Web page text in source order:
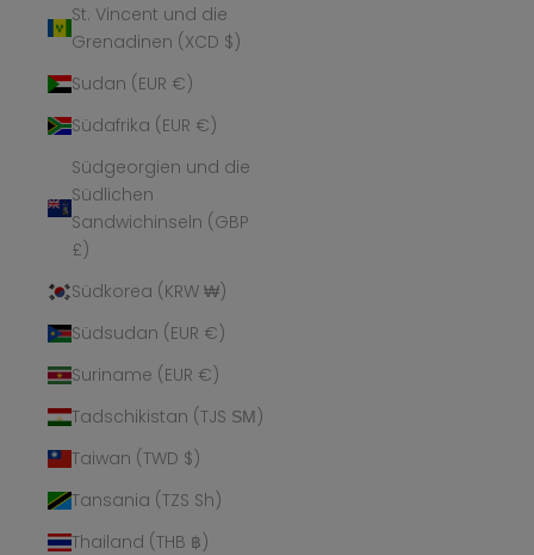
St. Vincent und die
Grenadinen (XCD $)
Sudan (EUR €)
Südafrika (EUR €)
Südgeorgien und die
Südlichen
Sandwichinseln (GBP
£)
Südkorea (KRW ₩)
Südsudan (EUR €)
Suriname (EUR €)
Tadschikistan (TJS ЅМ)
Taiwan (TWD $)
Tansania (TZS Sh)
Thailand (THB ฿)